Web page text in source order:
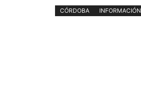
CÓRDOBA INFORMACIÓN